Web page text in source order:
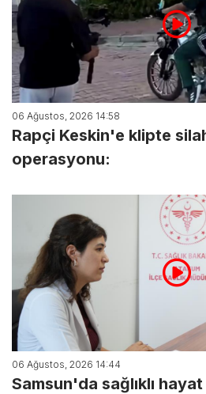
06 Ağustos, 2026 14:58
Rapçi Keskin'e klipte
operasyonu:
06 Ağustos, 2026 14:44
Samsun'da sağlıklı